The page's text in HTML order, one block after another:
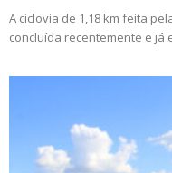
A ciclovia de 1,18 km feita
concluída recentemente e já